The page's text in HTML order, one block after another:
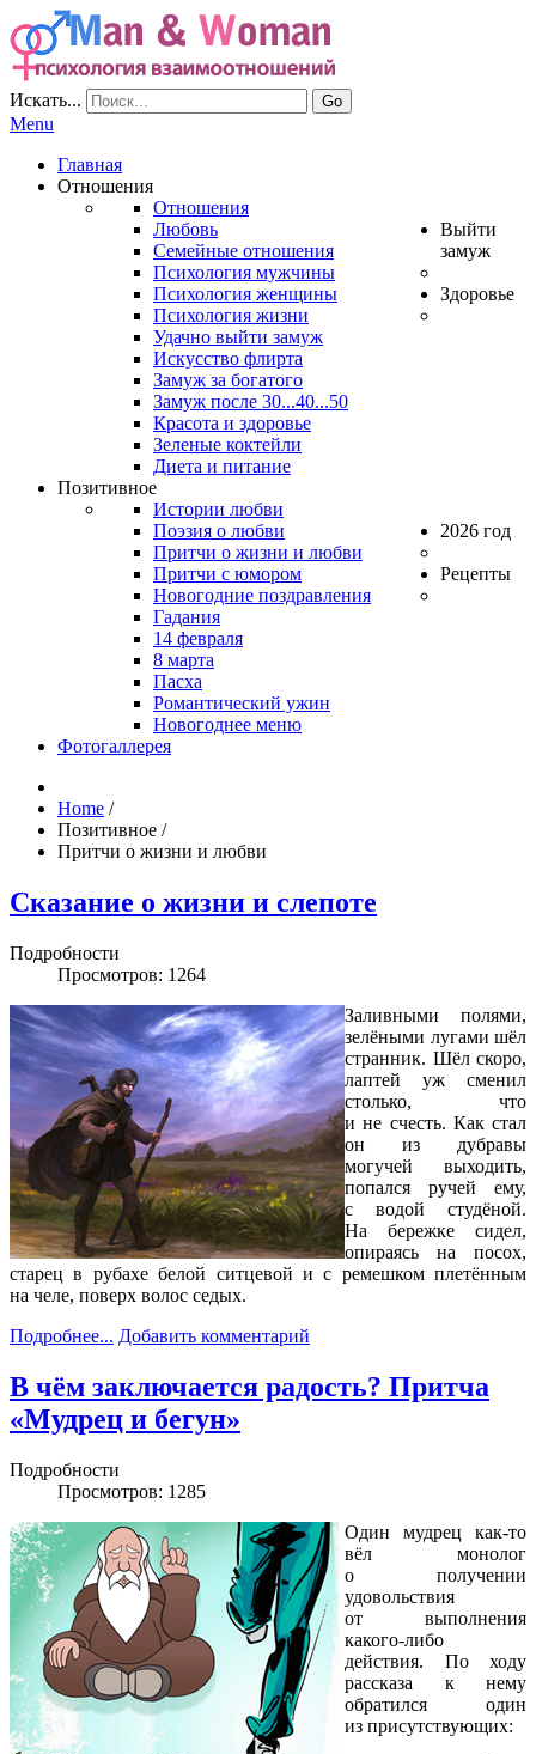
Искать... Go
Menu
Главная
Отношения
Отношения
Любовь
Семейные отношения
Психология мужчины
Психология женщины
Психология жизни
Выйти
замуж
Удачно выйти замуж
Искусство флирта
Замуж за богатого
Замуж после 30...40...50
Здоровье
Красота и здоровье
Зеленые коктейли
Диета и питание
Позитивное
Истории любви
Поэзия о любви
Притчи о жизни и любви
Притчи с юмором
2026 год
Новогодние поздравления
Гадания
14 февраля
8 марта
Рецепты
Пасха
Романтический ужин
Новогоднее меню
Фотогаллерея
Home /
Позитивное /
Притчи о жизни и любви
Сказание о жизни и слепоте
Подробности
Просмотров: 1264
Заливными полями,
зелёными лугами шёл
странник. Шёл скоро,
лаптей уж сменил
столько, что
и не счесть. Как стал
он из дубравы
могучей выходить,
попался ручей ему,
с водой студёной.
На бережке сидел,
опираясь на посох,
старец в рубахе белой ситцевой и с ремешком плетённым
на челе, поверх волос седых.
Подробнее... Добавить комментарий
В чём заключается радость? Притча
«Мудрец и бегун»
Подробности
Просмотров: 1285
Один мудрец как-то
вёл монолог
о получении
удовольствия
от выполнения
какого-либо
действия. По ходу
рассказа к нему
обратился один
из присутствующих: